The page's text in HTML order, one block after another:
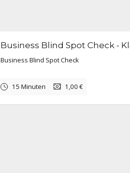
Business Blind Spot Check -
Business Blind Spot Check
15 Minuten 1,00 €